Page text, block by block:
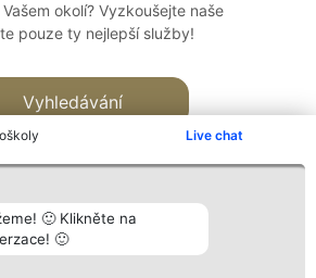
Live chat
🙂 Klikněte na
🙂
okolí? Vyzkoušejte naše
pouze ty nejlepší služby!
Vyhledávání